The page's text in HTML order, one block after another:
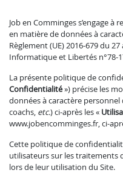
Job en Comminges s’engage
en matière de données à
Règlement (UE) 2016-679 du
Informatique et Libertés n°78-
La présente politique de
Confidentialité») précise les
données à caractère
coachs, etc.) ci-après les «
www.jobencomminges.fr, ci-
Cette politique de
utilisateurs sur les traitements
lors de leur utilisation du Site.